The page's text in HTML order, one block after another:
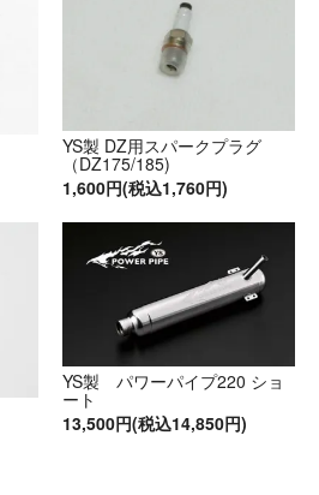
YS製 DZ用スパークプラグ
（DZ175/185)
1,600円(税込1,760円)
YS製 パワーパイプ220 ショ
ート
13,500円(税込14,850円)